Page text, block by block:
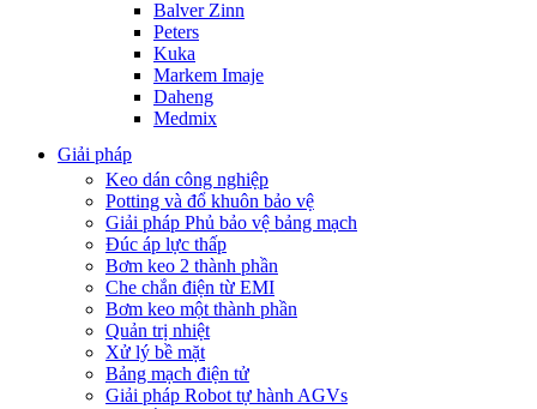
Balver Zinn
Peters
Kuka
Markem Imaje
Daheng
Medmix
Giải pháp
Keo dán công nghiệp
Potting và đổ khuôn bảo vệ
Giải pháp Phủ bảo vệ bảng mạch
Đúc áp lực thấp
Bơm keo 2 thành phần
Che chắn điện từ EMI
Bơm keo một thành phần
Quản trị nhiệt
Xử lý bề mặt
Bảng mạch điện tử
Giải pháp Robot tự hành AGVs